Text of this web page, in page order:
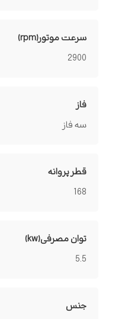
سرعت موتور(rpm)
2900
فاز
سه فاز
قطر پروانه
168
توان مصرفی(kw)
5.5
جنس